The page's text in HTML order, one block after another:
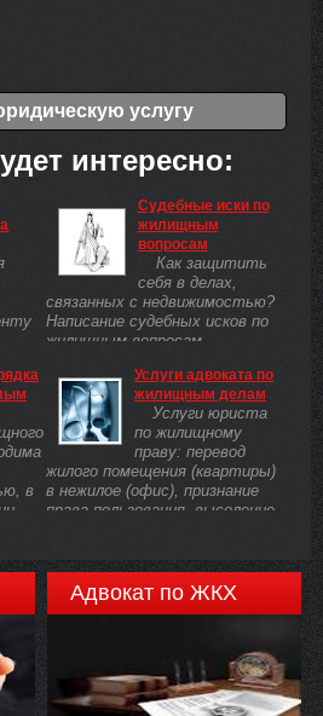
услугу
интересно:
в
Судебные иски по
жилищным
вопросам
Как защитить
себя в делах,
связанных с недвижимостью?
Написание судебных исков по
жилищным вопросам,
судебных разбирательствах
по поводу споров с
недвижимостью.
Услуги адвоката по
жилищным делам
Услуги юриста
по жилищному
праву: перевод
жилого помещения (квартиры)
в нежилое (офис), признание
права пользования, выселение
Адвокат по ЖКХ